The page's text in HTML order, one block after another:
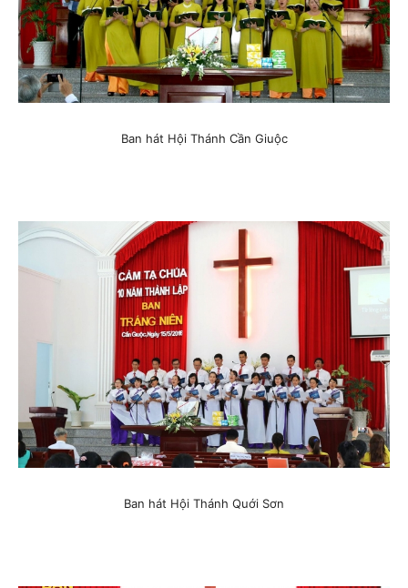
Ban hát Hội Thánh Cần Giuộc
Ban hát Hội Thánh Quới Sơn